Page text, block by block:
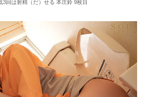
3回は射精（だ）せる 本庄鈴 9枚目